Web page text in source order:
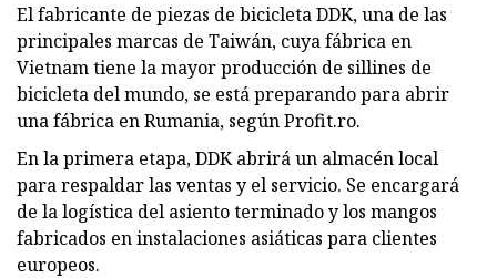
El fabricante de piezas de bicicleta DDK, una de las
principales marcas de Taiwán, cuya fábrica en
Vietnam tiene la mayor producción de sillines de
bicicleta del mundo, se está preparando para abrir
una fábrica en Rumania, según Profit.ro.
En la primera etapa, DDK abrirá un almacén local
para respaldar las ventas y el servicio. Se encargará
de la logística del asiento terminado y los mangos
fabricados en instalaciones asiáticas para clientes
europeos.